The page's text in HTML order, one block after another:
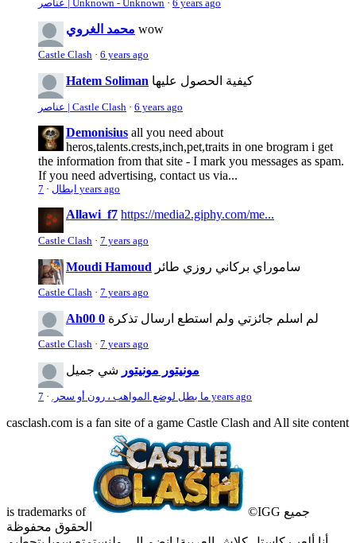
عناصر | Unknown - Unknown · 6 years ago
محمد الغروي wow
Castle Clash · 6 years ago
Hatem Soliman كيفية الحصول عليها
عناصر | Castle Clash · 6 years ago
Demonisius all you need about
heros,talents.crests,inch,pet,traits in one brogram i get
the information from that site - I mark you messages as spam.
If you need advertising, contact us via...
ابطال · 7 years ago
Allawi_f7 https://media2.giphy.com/me...
Castle Clash · 7 years ago
Moudi Hamoud ساموراي بركاني روزي طائر
Castle Clash · 7 years ago
Ah00 0 لم اسلم جائزتي ولم استطع ارسال تذكرة
Castle Clash · 7 years ago
مونيتور مونيتور شي جميل
ما بطل لوضع المواهب ، رون أو سحر. · 7 years ago
casclash.com is a fan site of a game Castle Clash and All site content
is trademarks of
©IGG جميع
الحقوق محفوظة